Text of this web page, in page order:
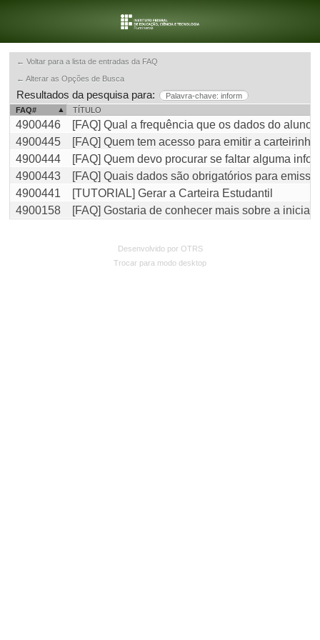
← Voltar para a lista de entradas da FAQ
← Alterar as Opções de Busca
Resultados da pesquisa para:
Palavra-chave: inform
FAQ#
TÍTULO
4900446
[FAQ] Qual a frequência que os dados do
4900445
[FAQ] Quem tem acesso para emitir a
4900444
[FAQ] Quem devo procurar se faltar alguma
4900443
[FAQ] Quais dados são obrigatórios para
4900441
[TUTORIAL] Gerar a Carteira Estudantil
4900158
[FAQ] Gostaria de conhecer mais sobre a
Desenvolvido por OTRS
Trocar para modo desktop